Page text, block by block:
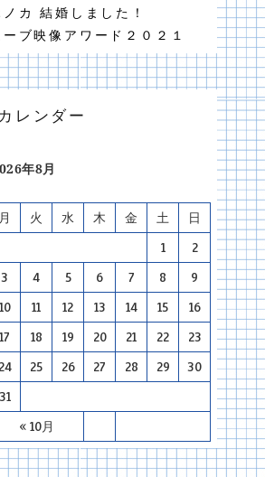
ノカ 結婚しました！
ーブ映像アワード２０２１
カレンダー
年8月
月 火 水 木 金 土 日
« 10月
1 2
3 4 5 6 7 8 9
10 11 12 13 14 15 16
17 18 19 20 21 22 23
24 25 26 27 28 29 30
31